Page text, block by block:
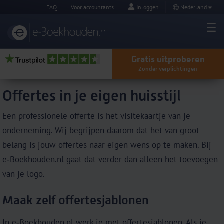
FAQ Voor accountants Inloggen Nederland
Gratis uitproberen
Zonder verplichtingen
Offertes in je eigen huisstijl
Een professionele offerte is het visitekaartje van je
onderneming. Wij begrijpen daarom dat het van groot
belang is jouw offertes naar eigen wens op te maken. Bij
e‑Boekhouden.nl gaat dat verder dan alleen het toevoegen
van je logo.
Maak zelf offertesjablonen